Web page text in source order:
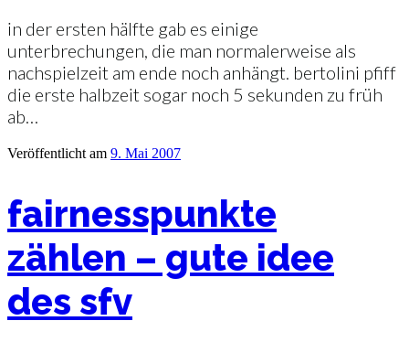
in der ersten hälfte gab es einige
unterbrechungen, die man normalerweise als
nachspielzeit am ende noch anhängt. bertolini pfiff
die erste halbzeit sogar noch 5 sekunden zu früh
ab…
Veröffentlicht am 9. Mai 2007
fairnesspunkte
zählen – gute idee
des sfv